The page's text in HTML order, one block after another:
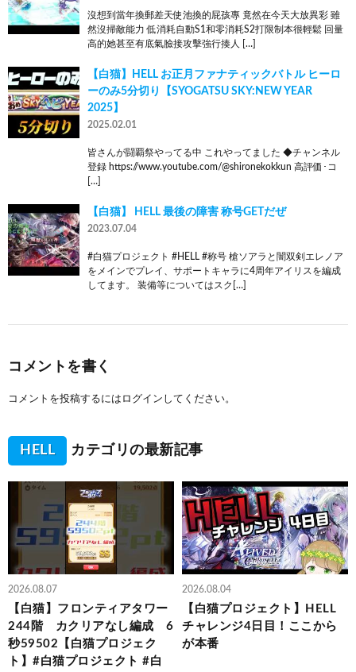
沒想到當年換郵差天使池換的屁孩專 竟然在今天大放異彩 雖
然沒掃敵能力 低消耗自動S1和零消耗S2打限制本很輕鬆 回量
高的她甚至有底氣臉接攻擊強行揍人 […]
【白猫】HELL お正月ファナティックバトル ヒーロ
ーのみ5分切り【SYOGATSU SKY:NEW YEAR
2025】
2025.02.01
皆さんが闘覇祭やってる中 これやってました ◆チャンネル
登録 https://www.youtube.com/@shironekokkun 高評価･コ
[…]
【白猫】 HELL 最後の障害 称号GETだぜ
2023.07.04
#白猫プロジェクト #HELL #称号 槍ソアラと闇双剣エレノア
をメインでプレイ、サポートキャラに4周年アイリスを編成
してます。 装備等についてはスク[…]
コメントを書く
コメントを投稿するには ログイン してください。
HELL カテゴリの最新記事
2026.08.07
【白猫】フロンティアタワー
244階 カクリアなし編成 6
秒59502【白猫プロジェク
ト】#白猫プロジェクト #白
2026.08.04
【白猫プロジェクト】HELL
チャレンジ4日目！ここから
が本番